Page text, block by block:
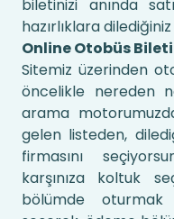
biletinizi anında
hazırlıklara
Online Otobüs
Sitemiz üzerinden
öncelikle nereden
arama
gelen listeden,
firmasını
karşınıza koltuk
bölümde